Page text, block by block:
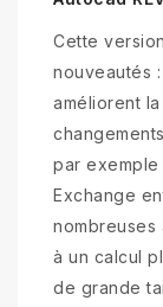
Cette
nouveautés
améliorent
par exemple
Exchange
nombreuses
à un calcul
de grande